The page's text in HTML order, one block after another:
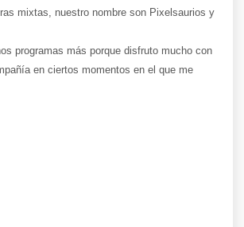
mixtas, nuestro nombre son Pixelsaurios y
programas más porque disfruto mucho con
en ciertos momentos en el que me